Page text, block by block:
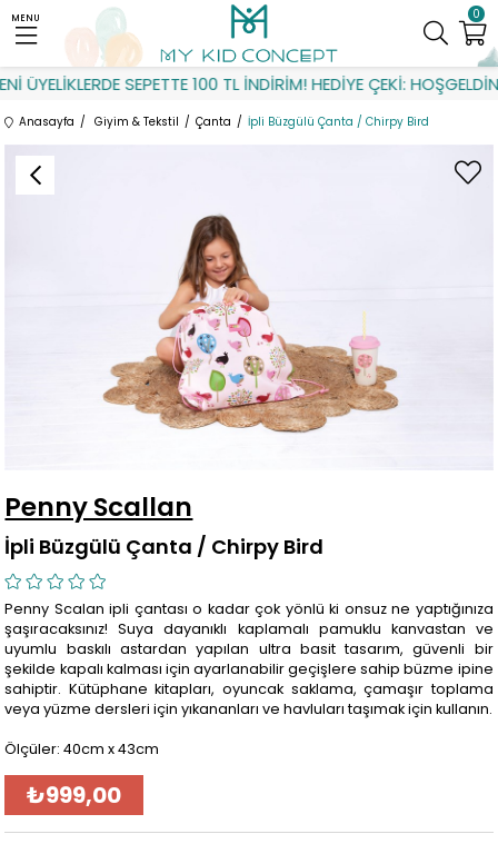
ÜYELİKLERDE SEPETTE 100 TL İNDİRİM! HEDİYE ÇEKİ: HOŞGELDİN
0
MENU
Anasayfa Giyim & Tekstil Çanta İpli Büzgülü Çanta / Chirpy Bird
Penny Scallan
İpli Büzgülü Çanta / Chirpy Bird
Penny Scalan ipli çantası o kadar çok yönlü ki onsuz ne yaptığınıza
şaşıracaksınız! Suya dayanıklı kaplamalı pamuklu kanvastan ve
uyumlu baskılı astardan yapılan ultra basit tasarım, güvenli bir
şekilde kapalı kalması için ayarlanabilir geçişlere sahip büzme ipine
sahiptir. Kütüphane kitapları, oyuncak saklama, çamaşır toplama
veya yüzme dersleri için yıkananları ve havluları taşımak için kullanın.
Ölçüler: 40cm x 43cm
₺999,00